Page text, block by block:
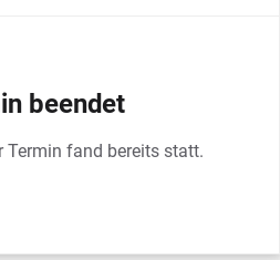
beendet
Termin fand bereits statt.